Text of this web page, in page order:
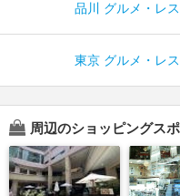
品川 グルメ・レ
東京 グルメ・レ
周辺のショッピングス